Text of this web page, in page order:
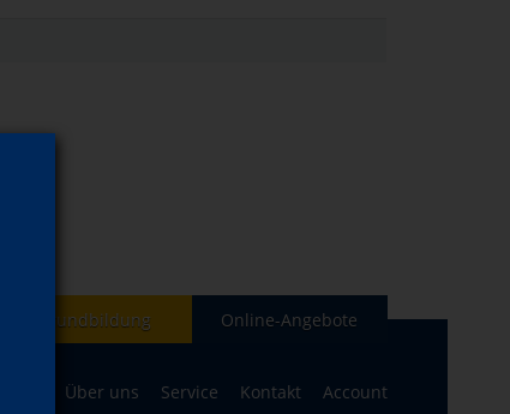
Grundbildung Online-Angebote
Über uns Service Kontakt Account